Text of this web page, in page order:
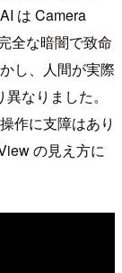
は Camera
全な暗闇で致命
し、人間が実際
なりました。
作に支障はあり
の見え方に